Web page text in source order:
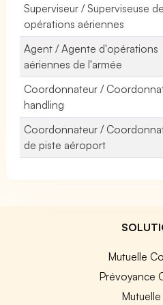
Superviseur / Superviseuse
opérations aériennes
Agent / Agente d'opérations
aériennes de l'armée
Coordonnateur /
handling
Coordonnateur /
de piste aéroport
Mutuelle
Prévoyance
Mutuelle